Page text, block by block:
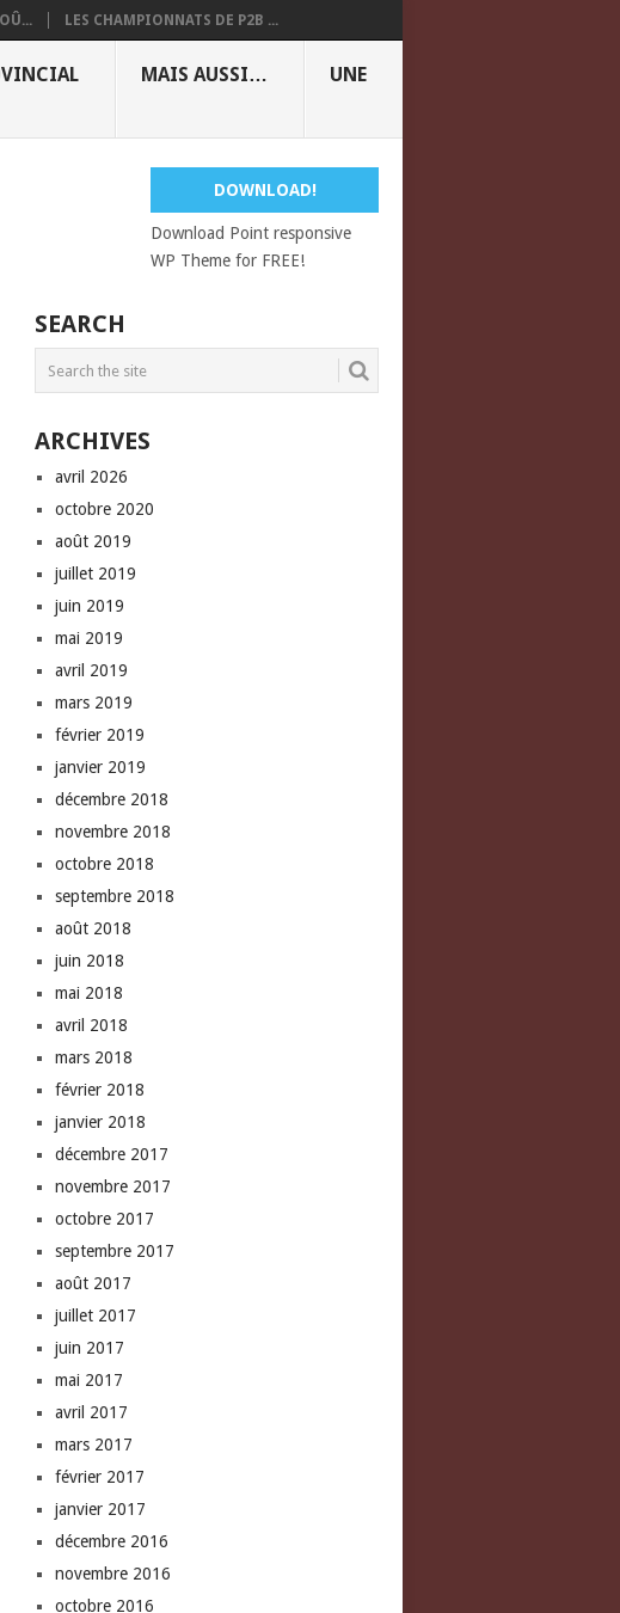
LES CHAMPIONNATS DE P2B ...
MAIS AUSSI… UNE
DOWNLOAD!
Download Point responsive
WP Theme for FREE!
SEARCH
ARCHIVES
avril 2026
octobre 2020
août 2019
juillet 2019
juin 2019
mai 2019
avril 2019
mars 2019
février 2019
janvier 2019
décembre 2018
novembre 2018
octobre 2018
septembre 2018
août 2018
juin 2018
mai 2018
avril 2018
mars 2018
février 2018
janvier 2018
décembre 2017
novembre 2017
octobre 2017
septembre 2017
août 2017
juillet 2017
juin 2017
mai 2017
avril 2017
mars 2017
février 2017
janvier 2017
décembre 2016
novembre 2016
octobre 2016